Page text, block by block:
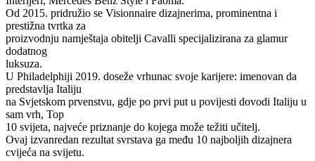
Od 2015. pridružio se Visionnaire dizajnerima, prominentna i
prestižna tvrtka za
proizvodnju namještaja obitelji Cavalli specijalizirana za glamur
dodatnog
luksuza.
U Philadelphiji 2019. doseže vrhunac svoje karijere: imenovan da
predstavlja Italiju
na Svjetskom prvenstvu, gdje po prvi put u povijesti dovodi Italiju u
sam vrh, Top
10 svijeta, najveće priznanje do kojega može težiti učitelj.
Ovaj izvanredan rezultat svrstava ga među 10 najboljih dizajnera
cvijeća na svijetu.